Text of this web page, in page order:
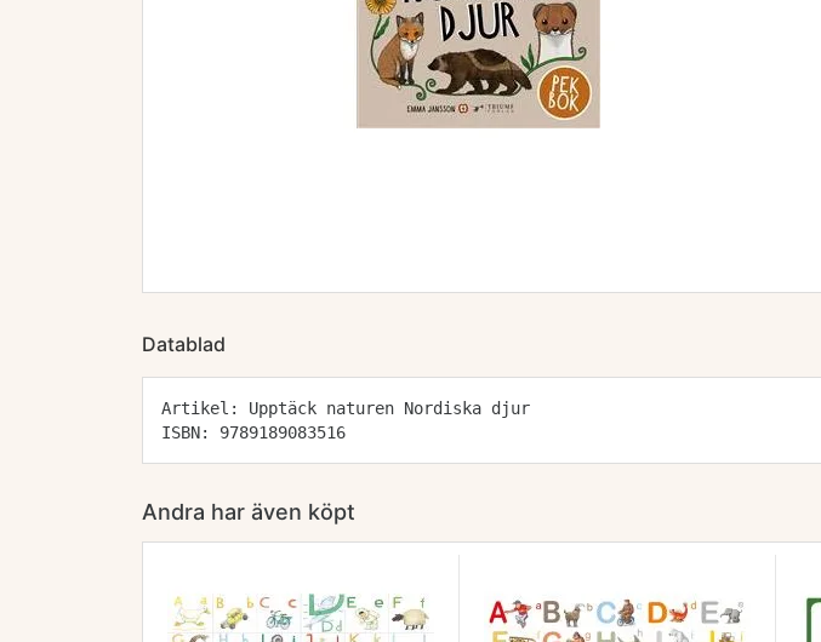
Datablad
Artikel: Upptäck naturen Nordiska djur
ISBN: 9789189083516
Andra har även köpt